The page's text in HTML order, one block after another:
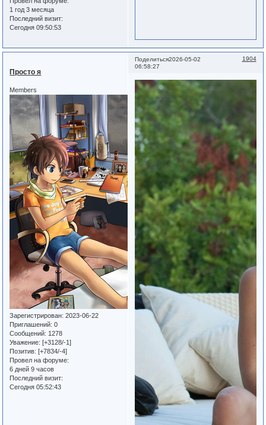
1 год 3 месяца
Последний визит:
Сегодня 09:50:53
Поделиться 1904
2026-05-02
06:58:27
Просто я
Members
Зарегистрирован: 2023-06-22
Приглашений: 0
Сообщений: 1278
Уважение: [+3128/-1]
Позитив: [+7834/-4]
Провел на форуме:
6 дней 9 часов
Последний визит:
Сегодня 05:52:43